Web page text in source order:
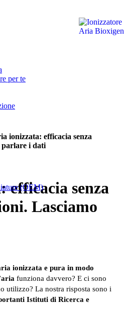
per te
(OEM)
ionizzata: efficacia senza
parlare i dati
efficacia senza
Lasciamo
ionizzata e pura in modo
funziona davvero? E ci sono
utilizzo? La nostra risposta sono i
Istituti di Ricerca e